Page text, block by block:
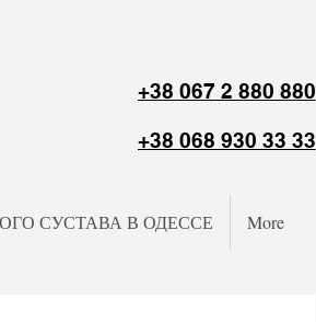
+38 067 2 880 880
+38 068 930 33 33
СУСТАВА В ОДЕССЕ More